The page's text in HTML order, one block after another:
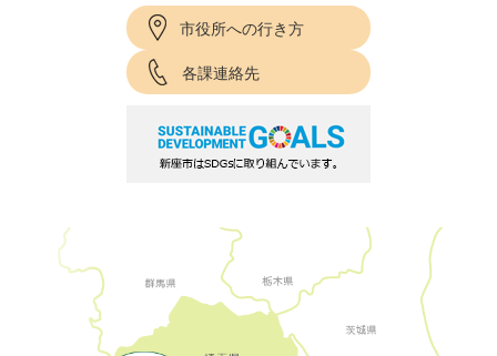
市役所への行き方
各課連絡先